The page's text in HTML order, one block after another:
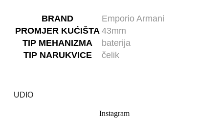
BRAND
Emporio Armani
PROMJER KUĆIŠTA 43mm
TIP MEHANIZMA
baterija
TIP NARUKVICE
čelik
UDIO
Instagram